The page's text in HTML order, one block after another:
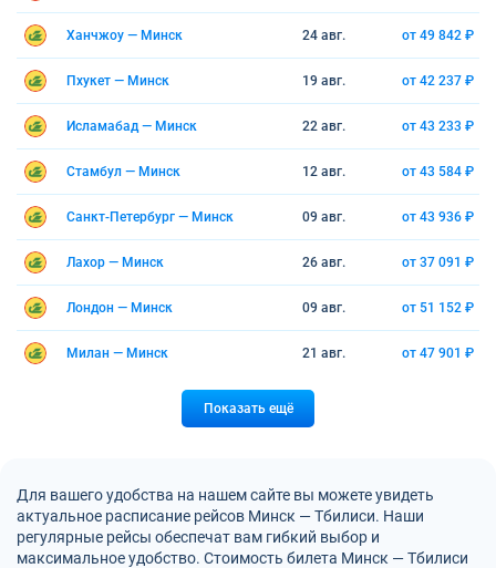
Ханчжоу — Минск 24 авг. от 49 842 ₽
Пхукет — Минск 19 авг. от 42 237 ₽
Исламабад — Минск 22 авг. от 43 233 ₽
Стамбул — Минск 12 авг. от 43 584 ₽
Санкт-Петербург — Минск 09 авг. от 43 936 ₽
Лахор — Минск 26 авг. от 37 091 ₽
Лондон — Минск 09 авг. от 51 152 ₽
Милан — Минск 21 авг. от 47 901 ₽
Показать ещё
Для вашего удобства на нашем сайте вы можете увидеть
актуальное расписание рейсов Минск — Тбилиси. Наши
регулярные рейсы обеспечат вам гибкий выбор и
максимальное удобство. Стоимость билета Минск — Тбилиси